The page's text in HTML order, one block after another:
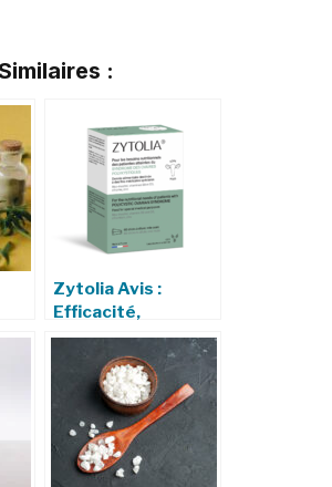
:
le
Zytolia Avis :
Efficacité,
Utilisation, Effets
secondaires et Où
l’Acheter